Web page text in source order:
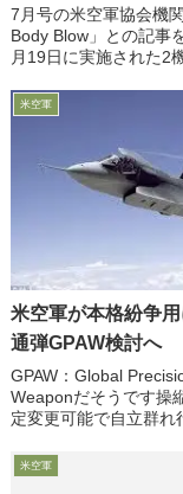
7月号の米空軍協会機
Body Blow」との記事
月19日に実施された2
介しています。オバマ
日に承認して遂行され
米空軍
米空軍が本格紛争
通弾GPAW検討へ
GPAW：Global
Weaponだそうです操
定変更可能で自立群れ
れる新型兵器開発に向
や特性を公開し、今後
米空軍